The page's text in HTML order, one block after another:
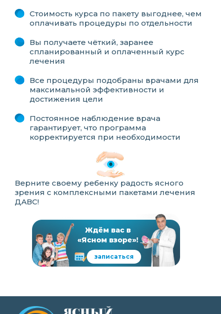
Стоимость курса по пакету выгоднее, чем
оплачивать процедуры по отдельности
Вы получаете чёткий, заранее
спланированный и оплаченный курс
лечения
Все процедуры подобраны врачами для
максимальной эффективности и
достижения цели
Постоянное наблюдение врача
гарантирует, что программа
корректируется при необходимости
Верните своему ребенку радость ясного
зрения с комплексными пакетами лечения
ДАВС!
Ждём вас в
«Ясном взоре»!
записаться